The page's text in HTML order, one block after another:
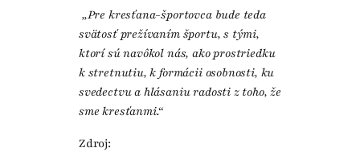
„Pre kresťana-športovca bude teda
svätosť prežívaním športu, s tými,
ktorí sú navôkol nás, ako prostriedku
k stretnutiu, k formácii osobnosti, ku
svedectvu a hlásaniu radosti z toho, že
sme kresťanmi.“
Zdroj: